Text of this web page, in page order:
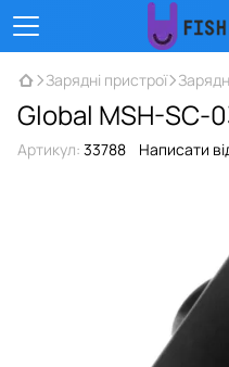
Зарядні пристрої
Global MSH-SC-
Артикул: 33788 Написати